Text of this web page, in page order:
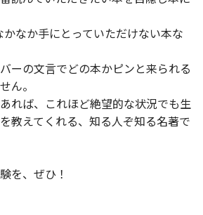
なか手にとっていただけない本な
ーの文言でどの本かピンと来られる
ん。
れば、これほど絶望的な状況でも生
教えてくれる、知る人ぞ知る名著で
を、ぜひ！